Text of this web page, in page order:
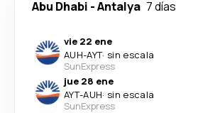
Abu Dhabi -Antalya 7 días
vie 22 ene
AUH-AYT· sin escala
SunExpress
jue 28 ene
AYT-AUH· sin escala
SunExpress